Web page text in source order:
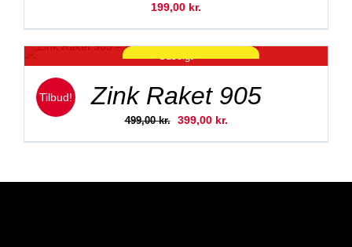
199,00 kr.
Tilbud! Zink Raket 905
499,00kr.
Den
399,00 kr.